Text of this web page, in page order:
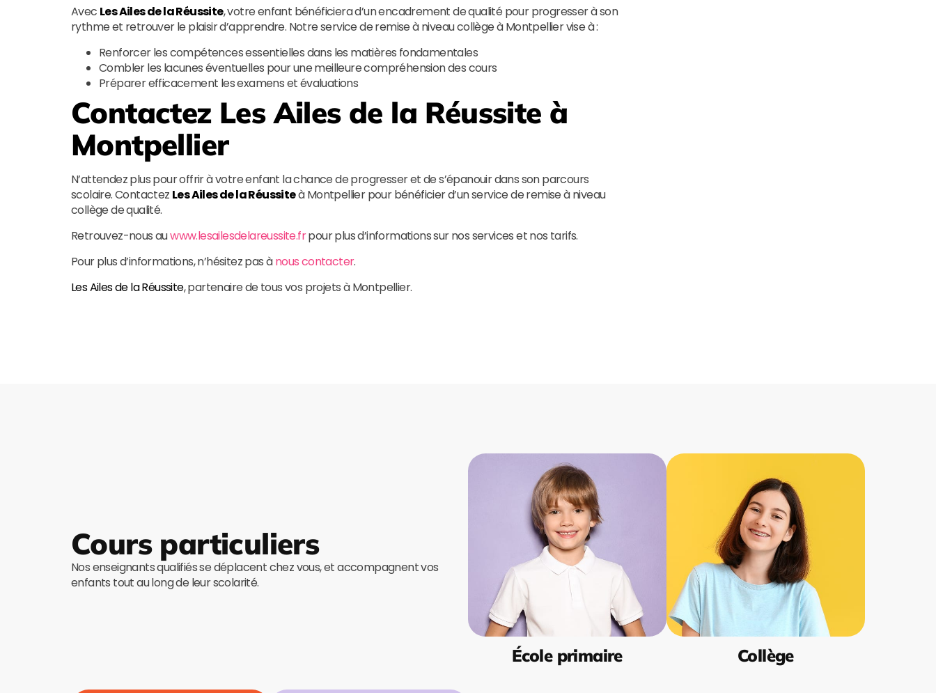
Avec Les Ailes de la Réussite, votre enfant bénéficiera d’un encadrement de qualité pour progresser à son
rythme et retrouver le plaisir d’apprendre. Notre service de remise à niveau collège à Montpellier vise à :
Renforcer les compétences essentielles dans les matières fondamentales
Combler les lacunes éventuelles pour une meilleure compréhension des cours
Préparer efficacement les examens et évaluations
Contactez Les Ailes de la Réussite à
Montpellier
N’attendez plus pour offrir à votre enfant la chance de progresser et de s’épanouir dans son parcours
scolaire. Contactez Les Ailes de la Réussiteà Montpellier pour bénéficier d’un service de remise à niveau
collège de qualité.
Retrouvez-nous auwww.lesailesdelareussite.frpour plus d’informations sur nos services et nos tarifs.
Pour plus d’informations, n’hésitez pas ànous contacter.
Les Ailes de la Réussite, partenaire de tous vos projets à Montpellier.
Cours particuliers
Nos enseignants qualifiés se déplacent chez vous, et accompagnent vos
enfants tout au long de leur scolarité.
École primaire Collège